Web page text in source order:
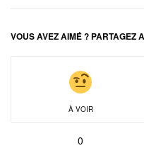
VOUS AVEZ AIMÉ ? PARTAGEZ
À VOIR
0